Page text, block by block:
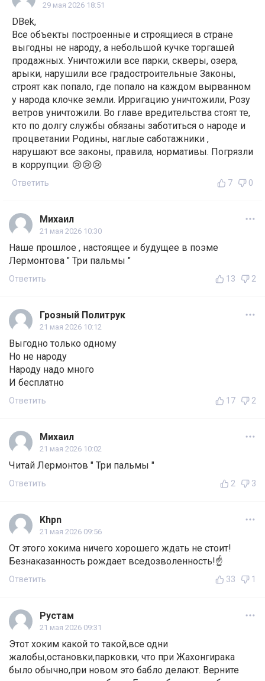
29 мая 2026 18:51
DBek,
Все объекты построенные и строящиеся в стране
выгодны не народу, а небольшой кучке торгашей
продажных. Уничтожили все парки, скверы, озера,
арыки, нарушили все градостроительные Законы,
строят как попало, где попало на каждом вырванном
у народа клочке земли. Ирригацию уничтожили, Розу
ветров уничтожили. Во главе вредительства стоят те,
кто по долгу службы обязаны заботиться о народе и
процветании Родины, наглые саботажники ,
нарушают все законы, правила, нормативы. Погрязли
в коррупции. 😢😢😢
Ответить 7 0
Михаил
21 мая 2026 10:30
Наше прошлое , настоящее и будущее в поэме
Лермонтова " Три пальмы "
Ответить 13 2
Грозный Политрук
21 мая 2026 10:12
Выгодно только одному
Но не народу
Народу надо много
И бесплатно
Ответить 17 2
Михаил
21 мая 2026 10:02
Читай Лермонтов " Три пальмы "
Ответить 2 3
Khpn
21 мая 2026 09:56
От этого хокима ничего хорошего ждать не стоит!
Безнаказанность рождает вседозволенность!☝️
Ответить 33 1
Рустам
21 мая 2026 09:31
Этот хоким какой то такой,все одни
жалобы,остановки,парковки, что при Жахонгирака
было обычно,при новом это бабло делают. Верните